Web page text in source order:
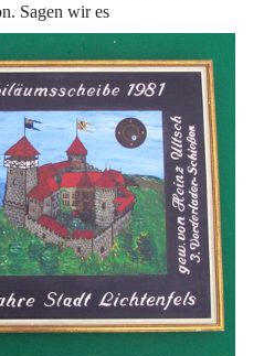
Sagen wir es